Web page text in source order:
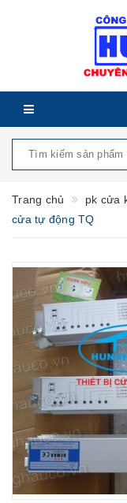
Trang chủ pk cửa
cửa tự động TQ